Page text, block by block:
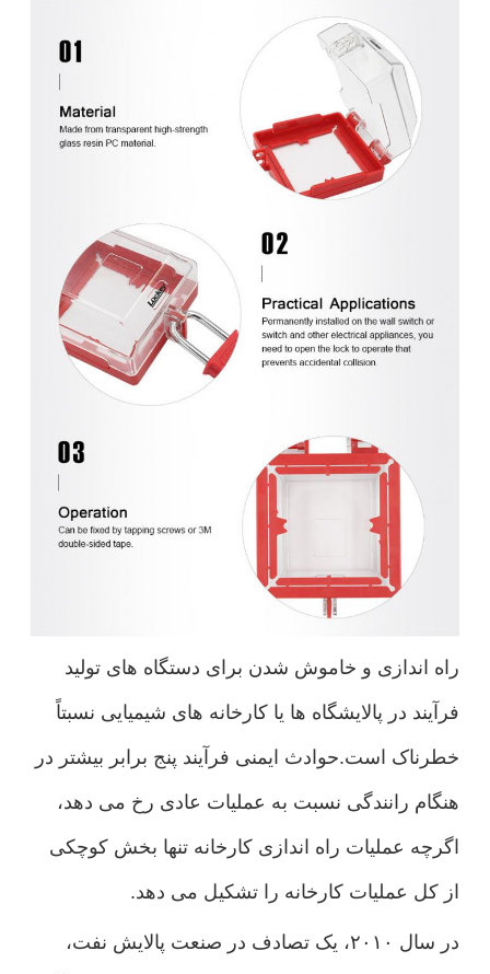
راه اندازی و خاموش شدن برای دستگاه های تولید
فرآیند در پالایشگاه ها یا کارخانه های شیمیایی نسبتاً
خطرناک است.حوادث ایمنی فرآیند پنج برابر بیشتر در
هنگام رانندگی نسبت به عملیات عادی رخ می دهد،
اگرچه عملیات راه اندازی کارخانه تنها بخش کوچکی
از کل عملیات کارخانه را تشکیل می دهد.
در سال ۲۰۱۰، یک تصادف در صنعت پالایش نفت،